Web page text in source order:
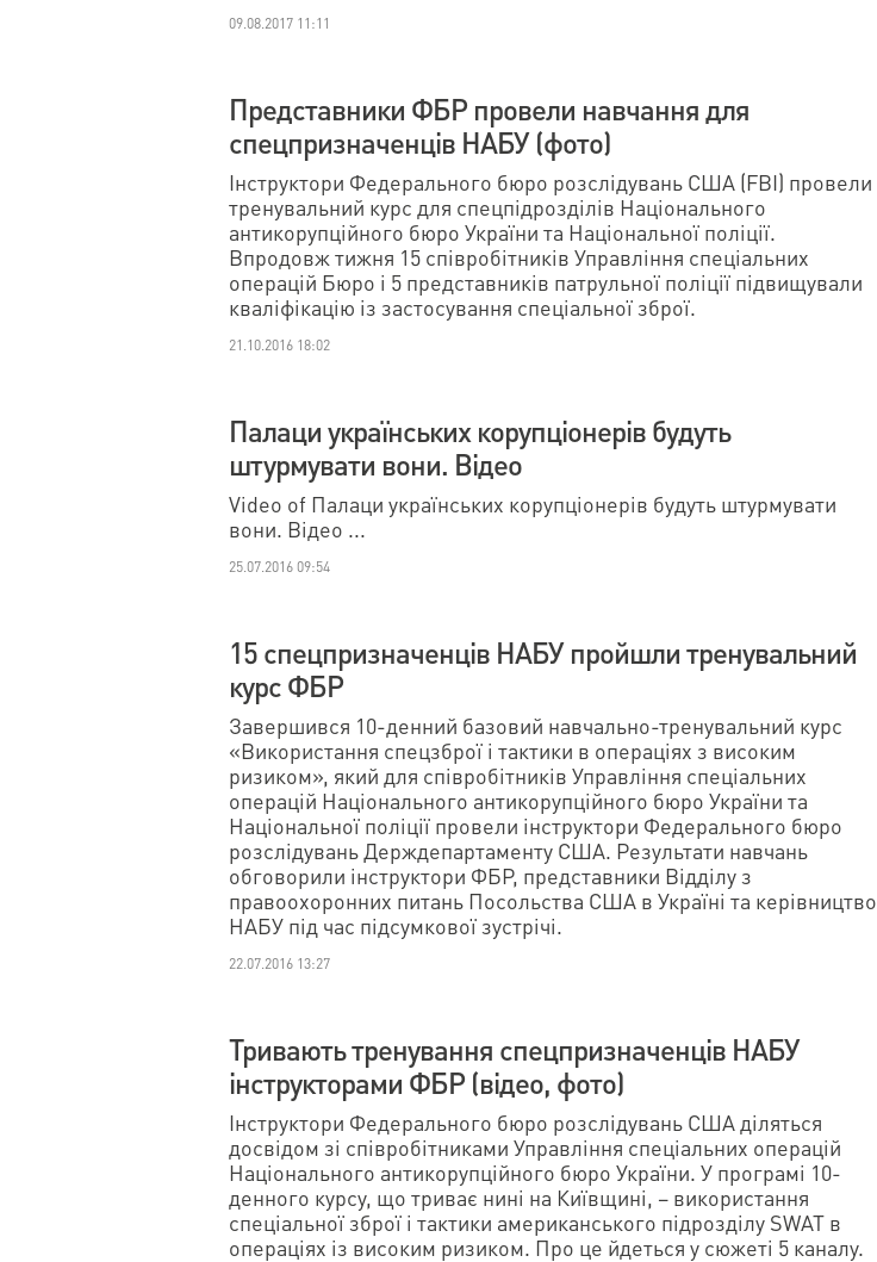
09.08.2017 11:11
Представники ФБР провели навчання для
спецпризначенців НАБУ (фото)
Інструктори Федерального бюро розслідувань США (FBI) провели
тренувальний курс для спецпідрозділів Національного
антикорупційного бюро України та Національної поліції.
Впродовж тижня 15 співробітників Управління спеціальних
операцій Бюро і 5 представників патрульної поліції підвищували
кваліфікацію із застосування спеціальної зброї.
21.10.2016 18:02
Палаци українських корупціонерів будуть
штурмувати вони. Відео
Video of Палаци українських корупціонерів будуть штурмувати
вони. Відео ...
25.07.2016 09:54
15 спецпризначенців НАБУ пройшли тренувальний
курс ФБР
Завершився 10-денний базовий навчально-тренувальний курс
«Використання спецзброї і тактики в операціях з високим
ризиком», який для співробітників Управління спеціальних
операцій Національного антикорупційного бюро України та
Національної поліції провели інструктори Федерального бюро
розслідувань Держдепартаменту США. Результати навчань
обговорили інструктори ФБР, представники Відділу з
правоохоронних питань Посольства США в Україні та керівництво
НАБУ під час підсумкової зустрічі.
22.07.2016 13:27
Тривають тренування спецпризначенців НАБУ
інструкторами ФБР (відео, фото)
Інструктори Федерального бюро розслідувань США діляться
досвідом зі співробітниками Управління спеціальних операцій
Національного антикорупційного бюро України. У програмі 10-
денного курсу, що триває нині на Київщині, – використання
спеціальної зброї і тактики американського підрозділу SWAT в
операціях із високим ризиком. Про це йдеться у сюжеті 5 каналу.